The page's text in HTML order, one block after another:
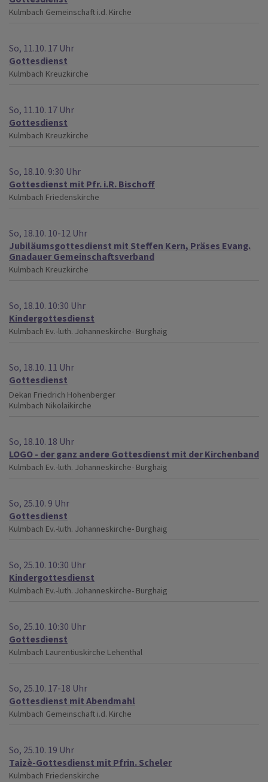
Kulmbach Gemeinschaft i.d. Kirche
So, 11.10. 17 Uhr
Gottesdienst
Kulmbach Kreuzkirche
So, 11.10. 17 Uhr
Gottesdienst
Kulmbach Kreuzkirche
So, 18.10. 9:30 Uhr
Gottesdienst mit Pfr. i.R. Bischoff
Kulmbach Friedenskirche
So, 18.10. 10-12 Uhr
Jubiläumsgottesdienst mit Steffen Kern, Präses Evang.
Gnadauer Gemeinschaftsverband
Kulmbach Kreuzkirche
So, 18.10. 10:30 Uhr
Kindergottesdienst
Kulmbach Ev.-luth. Johanneskirche- Burghaig
So, 18.10. 11 Uhr
Gottesdienst
Dekan Friedrich Hohenberger
Kulmbach Nikolaikirche
So, 18.10. 18 Uhr
LOGO - der ganz andere Gottesdienst mit der Kirchenband
Kulmbach Ev.-luth. Johanneskirche- Burghaig
So, 25.10. 9 Uhr
Gottesdienst
Kulmbach Ev.-luth. Johanneskirche- Burghaig
So, 25.10. 10:30 Uhr
Kindergottesdienst
Kulmbach Ev.-luth. Johanneskirche- Burghaig
So, 25.10. 10:30 Uhr
Gottesdienst
Kulmbach Laurentiuskirche Lehenthal
So, 25.10. 17-18 Uhr
Gottesdienst mit Abendmahl
Kulmbach Gemeinschaft i.d. Kirche
So, 25.10. 19 Uhr
Taizè-Gottesdienst mit Pfrin. Scheler
Kulmbach Friedenskirche